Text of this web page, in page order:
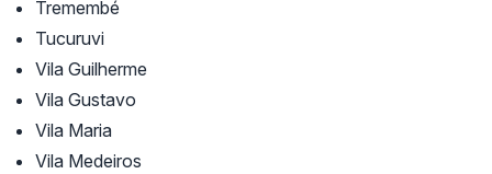
Tremembé
Tucuruvi
Vila Guilherme
Vila Gustavo
Vila Maria
Vila Medeiros